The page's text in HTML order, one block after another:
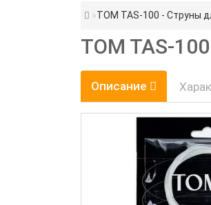
TOM TAS-100 - Струны
TOM TAS-
Описание